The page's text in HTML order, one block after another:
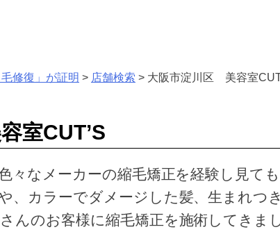
修復」が証明 > 店舗検索 > 大阪市淀川区 美容室
室CUT’S
々なメーカーの縮毛矯正を経験し見て
、カラーでダメージした髪、生まれつ
んのお客様に縮毛矯正を施術してきま